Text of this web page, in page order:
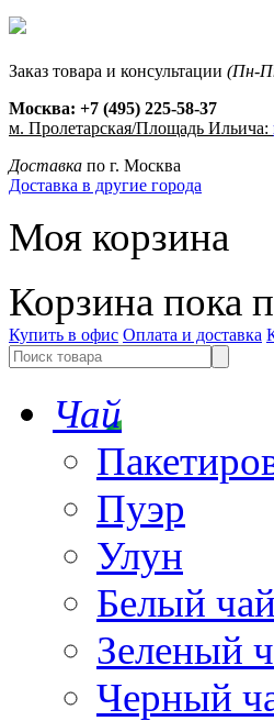
Заказ товара и консультации (Пн-
Москва: +7 (495) 225-58-37
м. Пролетарская/Площадь Ильича:
Доставка по г. Москва
Доставка в другие города
Моя корзина
Корзина пока
Купить в офис Оплата и доставка
Чай
Пуэр
Улун
Белый чай
Зеленый
Черный